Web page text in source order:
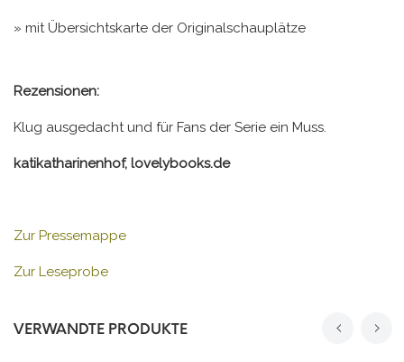
» mit Übersichtskarte der Originalschauplätze
Rezensionen:
Klug ausgedacht und für Fans der Serie ein Muss.
katikatharinenhof, lovelybooks.de
Zur Pressemappe
Zur Leseprobe
VERWANDTE PRODUKTE